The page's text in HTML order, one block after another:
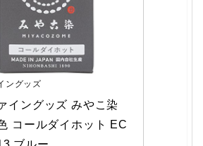
ングッズ
イングッズ みやこ染
コールダイホット EC